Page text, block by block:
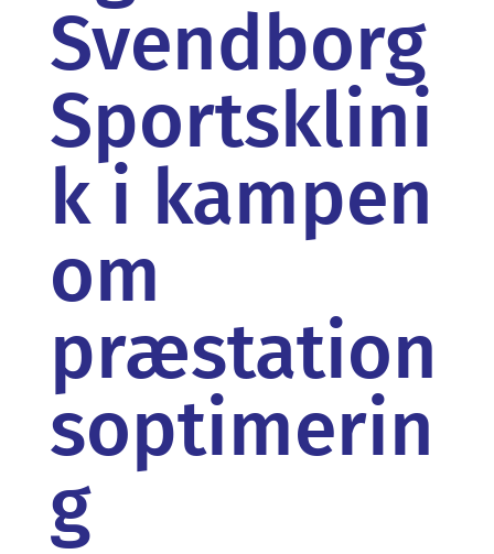
Svendborg
Sportsklini
k i kampen
om
præstation
soptimerin
g